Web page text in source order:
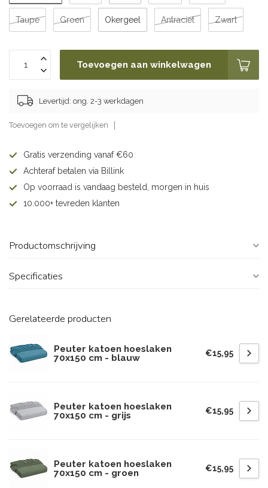
Taupe Groen Okergeel Antraciet Zwart
Toevoegen aan winkelwagen
Levertijd: ong. 2-3 werkdagen
Toevoegen om te vergelijken
Gratis verzending vanaf €60
Achteraf betalen via Billink
Op voorraad is vandaag besteld, morgen in huis
10.000+ tevreden klanten
Productomschrijving
Specificaties
Gerelateerde producten
Peuter katoen hoeslaken
70x150 cm - blauw
€15,95
Peuter katoen hoeslaken
70x150 cm - grijs
€15,95
Peuter katoen hoeslaken
70x150 cm - groen
€15,95